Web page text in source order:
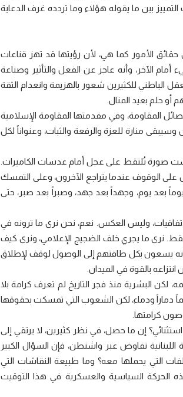
بين ما يقوله هؤلاء وما تردده غرف الدعاية
الأمور كما هي، لأن رؤيتها قد تهز قناعات
الآخر، وأنه عاجز عن الفعل والتأثير وصناعة
الباطني للكثيرين شعور بالهزيمة وانعدام الثقة
أو حلم بعيد المنال.
المقاومة، وفي مقدمتها المقاومة الإسلامية
منارة للعزة والرفعة والثبات، وعنواناً لكل
صورة تُلتقط على عجل أمام عدسات الكاميرات.
الوقوف عندما يتراجع الآخرون، وعلى التمسك
بعد يوم، وجهداً بعد جهد، وصبراً بعد صبر، حتى
وليس العكس. نعم، نحن نرى ما ترونه في
فقط. نرى ما يجري خلف الضجيج الإعلامي، ونرى كيف
يسعون بكل طاقتهم إلى الوصول لوقف لإطلاق
بالقوة في الميدان.
لكن البشرية منذ فجر التاريخ لم تعرف كرامة بلا
دماراً ودماء، لكن الشعوب التي تمسكت بحقوقها
كرامتها.
إن ما حصل، في نظر كثيرين، لا يرتقي إلى
تفاوض عبر واشنطن، فإن السؤال الكبير
التي يحملها معه؟ وما طبيعة النقاشات التي
الحركة السياسية والعسكرية في هذا التوقيت